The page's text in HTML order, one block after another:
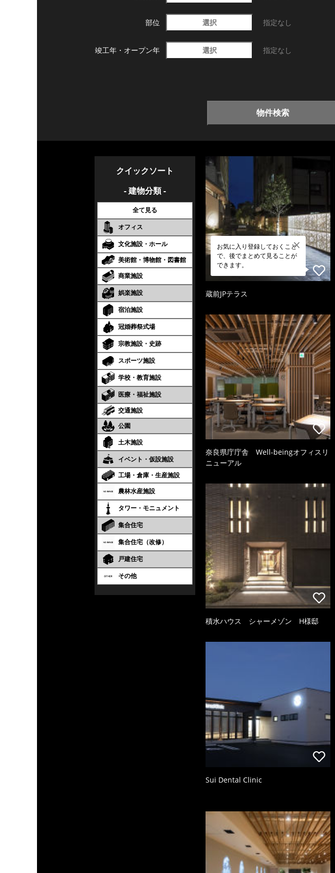
部位 選択 指定なし
竣工年・ オープン年 選択 指定なし
物件検索
クイックソート
- 建物分類 -
全て見る
オフィス
文化施設・ホール
美術館・博物館・図書館
商業施設
娯楽施設
宿泊施設
冠婚葬祭式場
宗教施設・史跡
スポーツ施設
学校・教育施設
医療・福祉施設
交通施設
公園
土木施設
イベント・仮設施設
工場・倉庫・生産施設
農林水産施設
タワー・モニュメント
集合住宅
集合住宅（改修）
戸建住宅
その他
お気に入り登録しておくこと
で、後でまとめて見ることが
できます。
蔵前JPテラス
奈良県庁庁舎 Well-beingオフィスリ
ニューアル
積水ハウス シャーメゾン H様邸
Sui Dental Clinic